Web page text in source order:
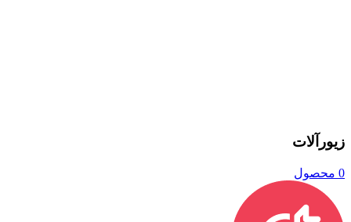
زیورآلات
0 محصول